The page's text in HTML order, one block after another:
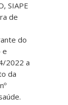
SIAPE
de
do
e
2022 a
da